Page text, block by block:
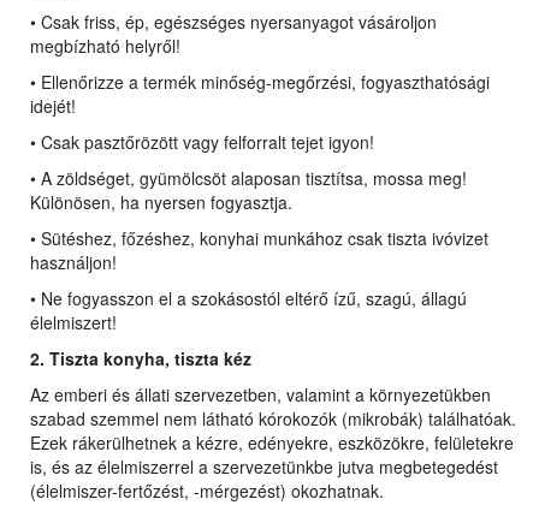
• Csak friss, ép, egészséges nyersanyagot vásároljon
megbízható helyről!
• Ellenőrizze a termék minőség-megőrzési, fogyaszthatósági
idejét!
• Csak pasztőrözött vagy felforralt tejet igyon!
• A zöldséget, gyümölcsöt alaposan tisztítsa, mossa meg!
Különösen, ha nyersen fogyasztja.
• Sütéshez, főzéshez, konyhai munkához csak tiszta ivóvizet
használjon!
• Ne fogyasszon el a szokásostól eltérő ízű, szagú, állagú
élelmiszert!
2. Tiszta konyha, tiszta kéz
Az emberi és állati szervezetben, valamint a környezetükben
szabad szemmel nem látható kórokozók (mikrobák) találhatóak.
Ezek rákerülhetnek a kézre, edényekre, eszközökre, felületekre
is, és az élelmiszerrel a szervezetünkbe jutva megbetegedést
(élelmiszer-fertőzést, -mérgezést) okozhatnak.